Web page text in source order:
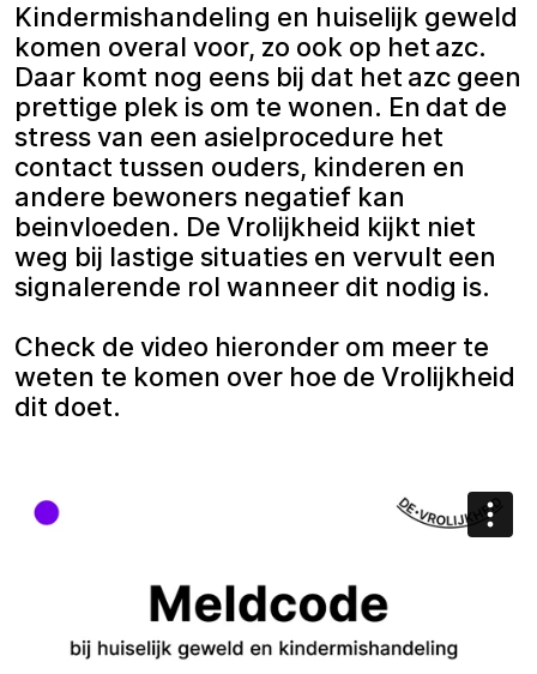
Kindermishandeling en huiselijk geweld
komen overal voor, zo ook op het azc.
Daar komt nog eens bij dat het azc geen
prettige plek is om te wonen. En dat de
stress van een asielprocedure het
contact tussen ouders, kinderen en
andere bewoners negatief kan
beinvloeden. De Vrolijkheid kijkt niet
weg bij lastige situaties en vervult een
signalerende rol wanneer dit nodig is.
Check de video hieronder om meer te
weten te komen over hoe de Vrolijkheid
dit doet.